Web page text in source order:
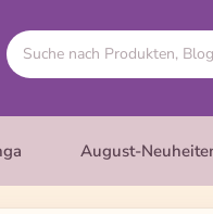
August-